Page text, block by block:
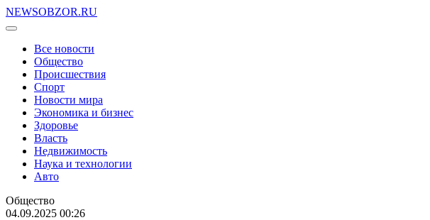
NEWSOBZOR.RU
Все новости
Общество
Происшествия
Спорт
Новости мира
Экономика и бизнес
Здоровье
Власть
Недвижимость
Наука и технологии
Авто
Общество
04.09.2025 00:26